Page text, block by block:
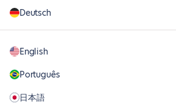
Deutsch
English
Português
日本語